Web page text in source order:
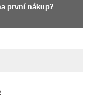
první nákup?